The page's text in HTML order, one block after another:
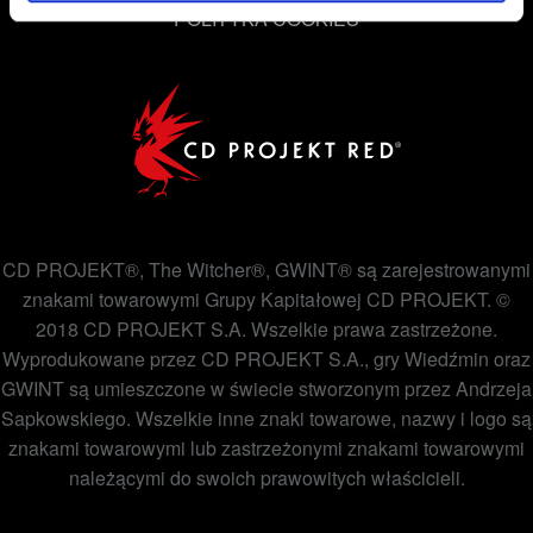
POLITYKA COOKIES
CD PROJEKT®, The Witcher®, GWINT® są zarejestrowanymi
znakami towarowymi Grupy Kapitałowej CD PROJEKT. ©
2018 CD PROJEKT S.A. Wszelkie prawa zastrzeżone.
Wyprodukowane przez CD PROJEKT S.A., gry Wiedźmin oraz
GWINT są umieszczone w świecie stworzonym przez Andrzeja
Sapkowskiego. Wszelkie inne znaki towarowe, nazwy i logo są
znakami towarowymi lub zastrzeżonymi znakami towarowymi
należącymi do swoich prawowitych właścicieli.